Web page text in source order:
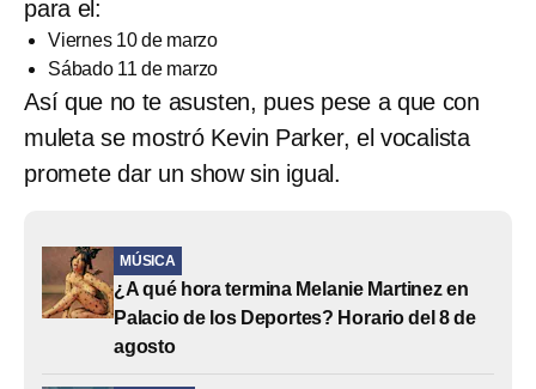
para el:
Viernes 10 de marzo
Sábado 11 de marzo
Así que no te asusten, pues pese a que con
muleta se mostró Kevin Parker, el vocalista
promete dar un show sin igual.
MÚSICA
¿A qué hora termina Melanie Martinez en
Palacio de los Deportes? Horario del 8 de
agosto